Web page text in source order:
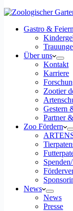
Gastro & Feiern
Über uns
Kontakt
Karriere
Zootier
Gestern
Partner
Zoo Fördern
News
News
Presse